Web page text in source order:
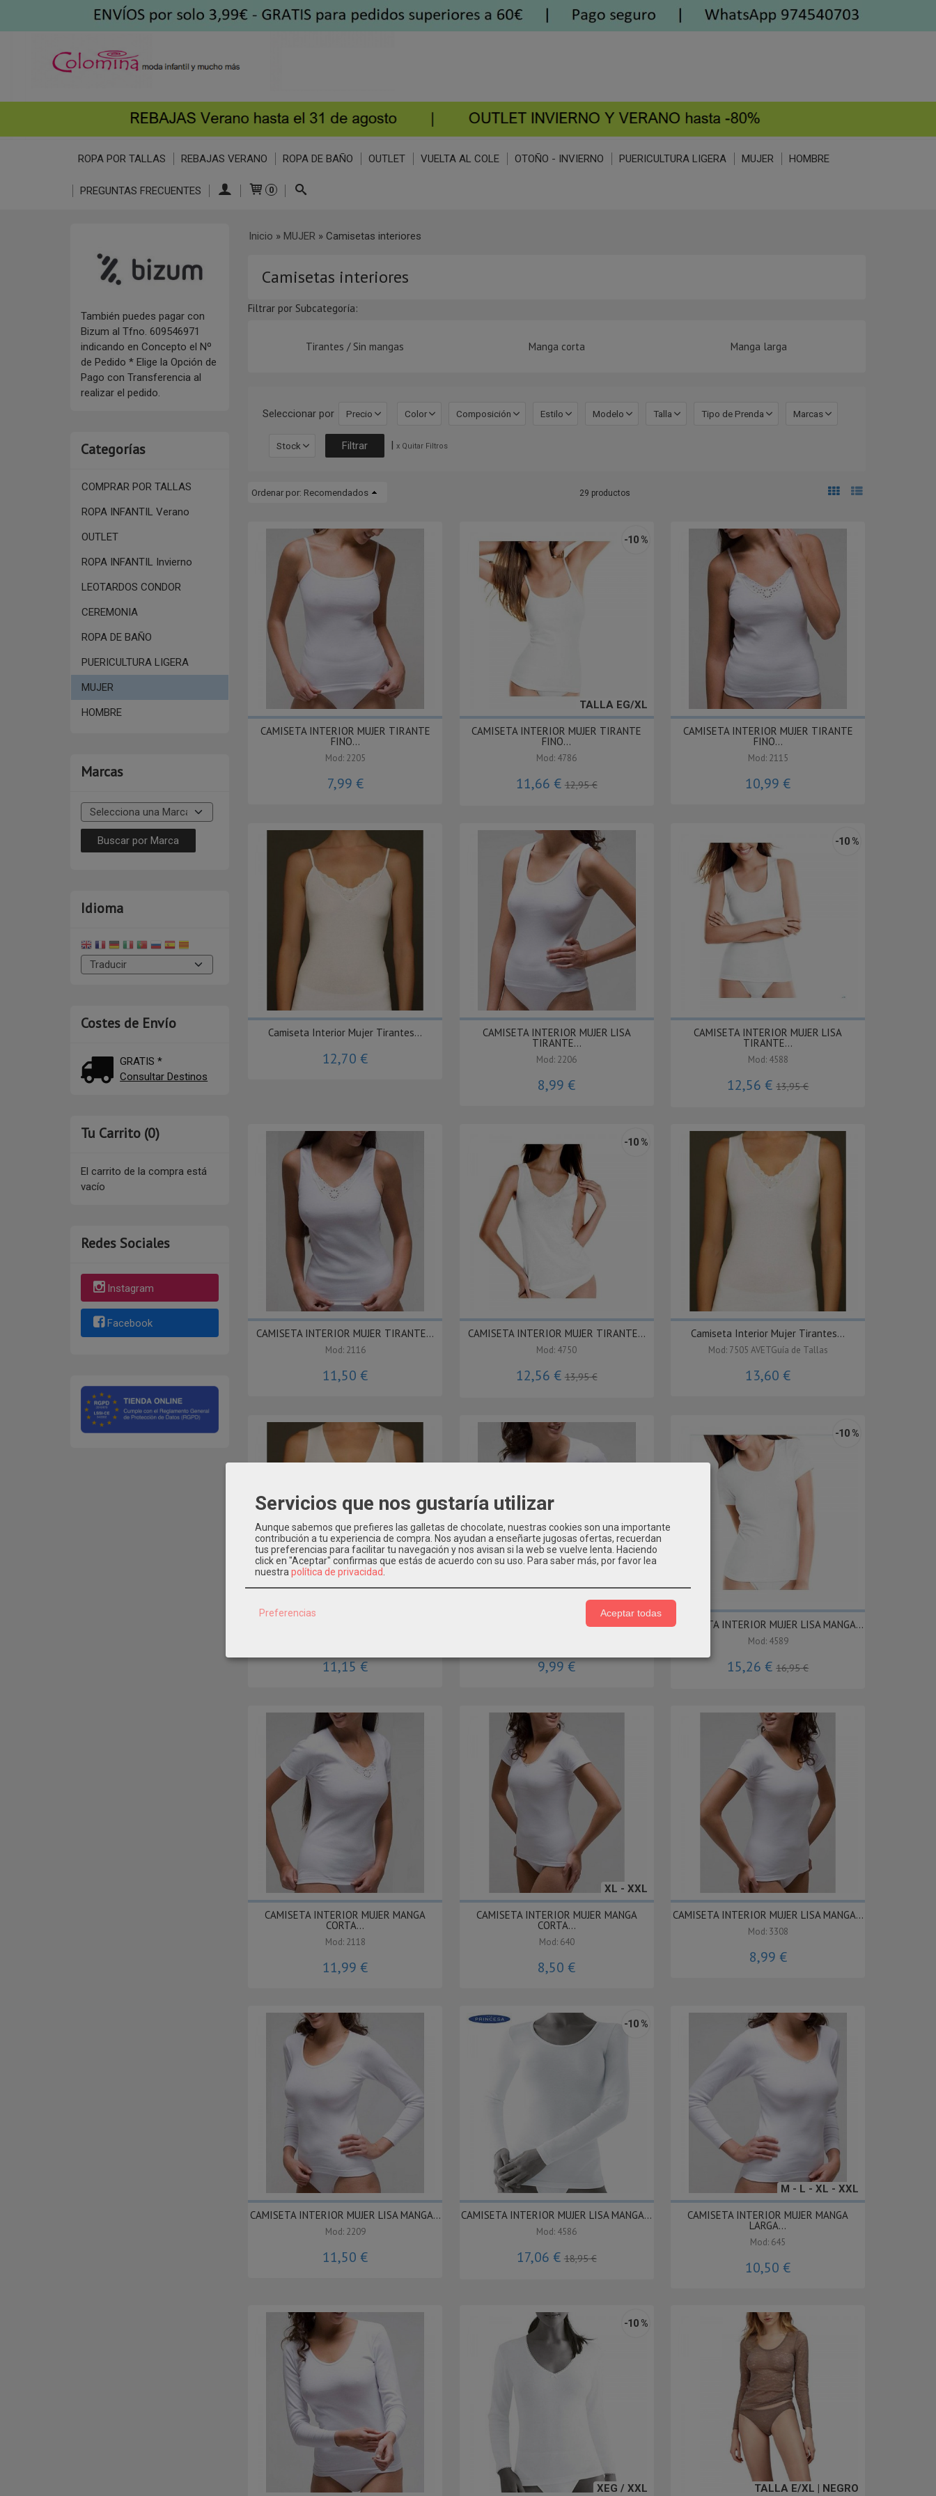
ROPA POR TALLAS REBAJAS VERANO ROPA DE BAÑO OUTLET VUELTA AL COLE OTOÑO - INVIERNO PUERICULTURA LIGERA MUJER HOMBRE
PREGUNTAS FRECUENTES 0
También puedes pagar con
Bizum al Tfno. 609546971
indicando en Concepto el Nº
de Pedido * Elige la Opción de
Pago con Transferencia al
realizar el pedido.
Categorías
COMPRAR POR TALLAS
ROPA INFANTIL Verano
OUTLET
ROPA INFANTIL Invierno
LEOTARDOS CONDOR
CEREMONIA
ROPA DE BAÑO
PUERICULTURA LIGERA
MUJER
HOMBRE
Marcas
Idioma
Costes de Envío
GRATIS *
Consultar Destinos
Tu Carrito (0)
El carrito de la compra está
vacío
Redes Sociales
Instagram
Facebook
Inicio » MUJER » Camisetas interiores
Camisetas interiores
Filtrar por Subcategoría:
Tirantes / Sin mangas Manga corta Manga larga
Seleccionar por Precio Color Composición Estilo Modelo Talla Tipo de Prenda Marcas
Stock | x Quitar Filtros
Ordenar por: Recomendados 29 productos
CAMISETA INTERIOR MUJER TIRANTE
FINO...
Mod: 2205
7,99 €
TALLA EG/XL
-10 %
CAMISETA INTERIOR MUJER TIRANTE
FINO...
Mod: 4786
11,66 € 12,95 €
CAMISETA INTERIOR MUJER TIRANTE
FINO...
Mod: 2115
10,99 €
Camiseta Interior Mujer Tirantes...
12,70 €
CAMISETA INTERIOR MUJER LISA
TIRANTE...
Mod: 2206
8,99 €
-10 %
CAMISETA INTERIOR MUJER LISA
TIRANTE...
Mod: 4588
12,56 €13,95 €
CAMISETA INTERIOR MUJER TIRANTE...
Mod: 2116
11,50 €
-10 %
CAMISETA INTERIOR MUJER TIRANTE...
Mod: 4750
12,56 € 13,95 €
Camiseta Interior Mujer Tirantes...
Mod: 7505 AVETGuía de Tallas
13,60 €
11,15 €
CAMISETA INTERIOR MUJER LISA MANGA...
9,99 €
-10 %
CAMISETA INTERIOR MUJER LISA MANGA...
Mod: 4589
15,26 €16,95 €
CAMISETA INTERIOR MUJER MANGA
CORTA...
Mod: 2118
11,99 €
XL - XXL
CAMISETA INTERIOR MUJER MANGA
CORTA...
Mod: 640
8,50 €
CAMISETA INTERIOR MUJER LISA MANGA...
Mod: 3308
8,99 €
CAMISETA INTERIOR MUJER LISA MANGA...
Mod: 2209
11,50 €
-10 %
CAMISETA INTERIOR MUJER LISA MANGA...
Mod: 4586
17,06 € 18,95 €
M - L - XL - XXL
CAMISETA INTERIOR MUJER MANGA
LARGA...
Mod: 645
10,50 €
XEG / XXL
-10 %
TALLA E/XL | NEGRO
Servicios que nos gustaría utilizar
Aunque sabemos que prefieres las galletas de chocolate, nuestras cookies son una importante
contribución a tu experiencia de compra. Nos ayudan a enseñarte jugosas ofertas, recuerdan
tus preferencias para facilitar tu navegación y nos avisan si la web se vuelve lenta. Haciendo
click en "Aceptar" confirmas que estás de acuerdo con su uso. Para saber más, por favor lea
nuestra política de privacidad
Preferencias Aceptar todas